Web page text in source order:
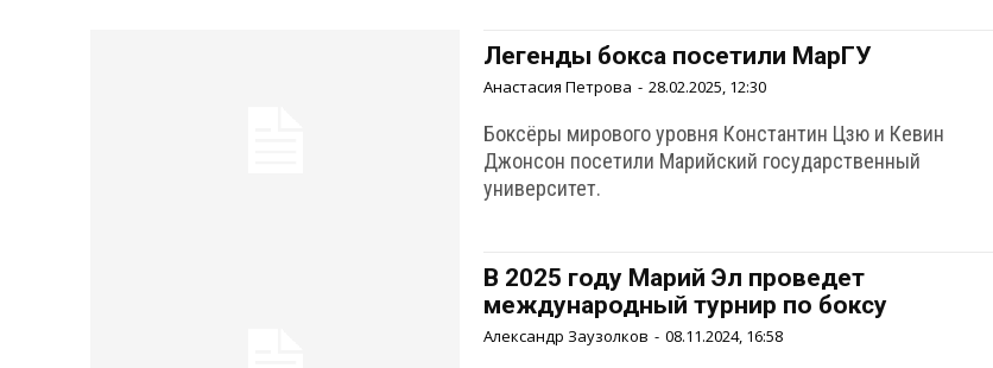
Легенды бокса посетили МарГУ
Анастасия Петрова - 28.02.2025, 12:30
Боксёры мирового уровня Константин Цзю и Кевин
Джонсон посетили Марийский государственный
университет.
В 2025 году Марий Эл проведет
международный турнир по боксу
Александр Заузолков - 08.11.2024, 16:58